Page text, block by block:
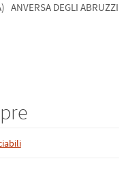
ANVERSA DEGLI ABRUZZI